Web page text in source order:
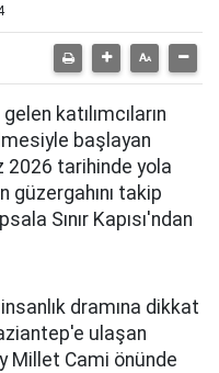
katılımcıların
başlayan
2026 tarihinde yola
güzergahını takip
Sınır Kapısı'ndan
dramına dikkat
ulaşan
Millet Cami önünde